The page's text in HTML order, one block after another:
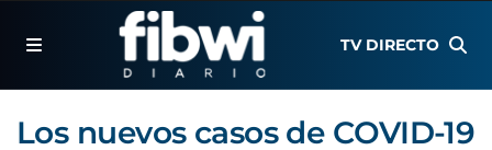
TV DIRECTO
Los nuevos casos de COVID-19